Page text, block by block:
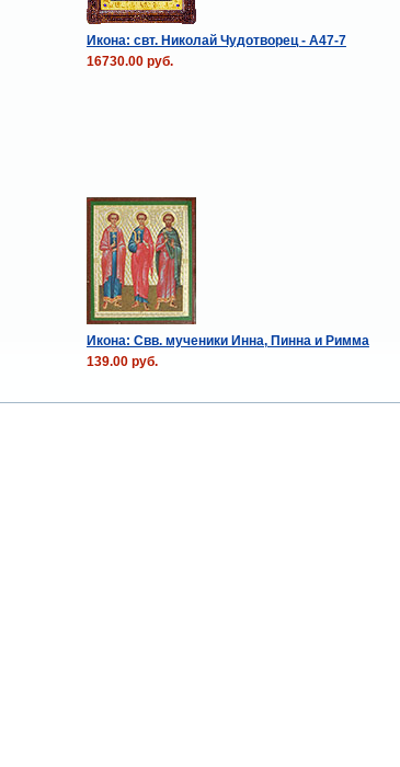
Икона: свт. Николай Чудотворец - A47-7
16730.00 руб.
Икона: Свв. мученики Инна, Пинна и Римма
139.00 руб.